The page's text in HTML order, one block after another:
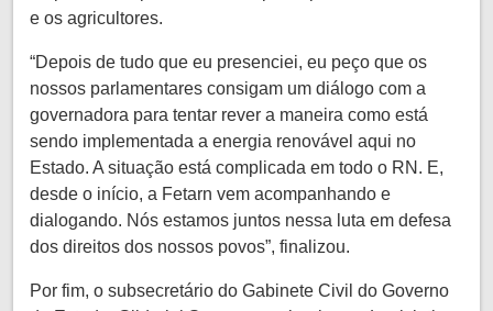
e os agricultores.
“Depois de tudo que eu presenciei, eu peço que os
nossos parlamentares consigam um diálogo com a
governadora para tentar rever a maneira como está
sendo implementada a energia renovável aqui no
Estado. A situação está complicada em todo o RN. E,
desde o início, a Fetarn vem acompanhando e
dialogando. Nós estamos juntos nessa luta em defesa
dos direitos dos nossos povos”, finalizou.
Por fim, o subsecretário do Gabinete Civil do Governo